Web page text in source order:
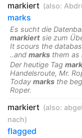
markiert (also:
marks
Es sucht die
markiert sie zum
It scours the
..and marks them as
Der heutige Tag
Handelsroute, Mr.
Today marks the
Roper.
markiert (also:
nach)
flagged